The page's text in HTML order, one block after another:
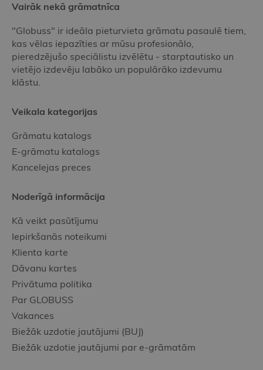
Vairāk nekā grāmatnīca
"Globuss" ir ideāla pieturvieta grāmatu pasaulē tiem,
kas vēlas iepazīties ar mūsu profesionālo,
pieredzējušo speciālistu izvēlētu - starptautisko un
vietējo izdevēju labāko un populārāko izdevumu
klāstu.
Veikala kategorijas
Grāmatu katalogs
E-grāmatu katalogs
Kancelejas preces
Noderīgā informācija
Kā veikt pasūtījumu
Iepirkšanās noteikumi
Klienta karte
Dāvanu kartes
Privātuma politika
Par GLOBUSS
Vakances
Biežāk uzdotie jautājumi (BUJ)
Biežāk uzdotie jautājumi par e-grāmatām